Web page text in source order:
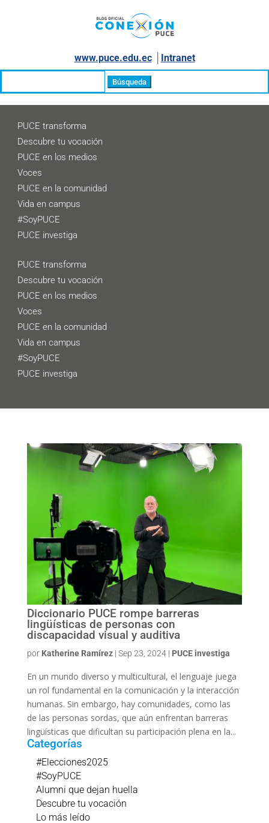
www.puce.edu.ec│ Intranet
PUCE transforma
Descubre tu vocación
PUCE en los medios
Voces
PUCE en la comunidad
Vida en campus
#SoyPUCE
PUCE investiga
PUCE transforma
Descubre tu vocación
PUCE en los medios
Voces
PUCE en la comunidad
Vida en campus
#SoyPUCE
PUCE investiga
Diccionario PUCE rompe barreras
lingüísticas de personas con
discapacidad visual y auditiva
por Katherine Ramírez| Sep 23, 2024| PUCE investiga
En un mundo diverso y multicultural, el lenguaje juega
un rol fundamental en la comunicación y la interacción
humanas. Sin embargo, hay comunidades, como las
de las personas sordas, que aún enfrentan barreras
lingüísticas que dificultan su participación plena en la...
Categorías
#Elecciones2025
#SoyPUCE
Alumni que dejan huella
Descubre tu vocación
Lo más leído